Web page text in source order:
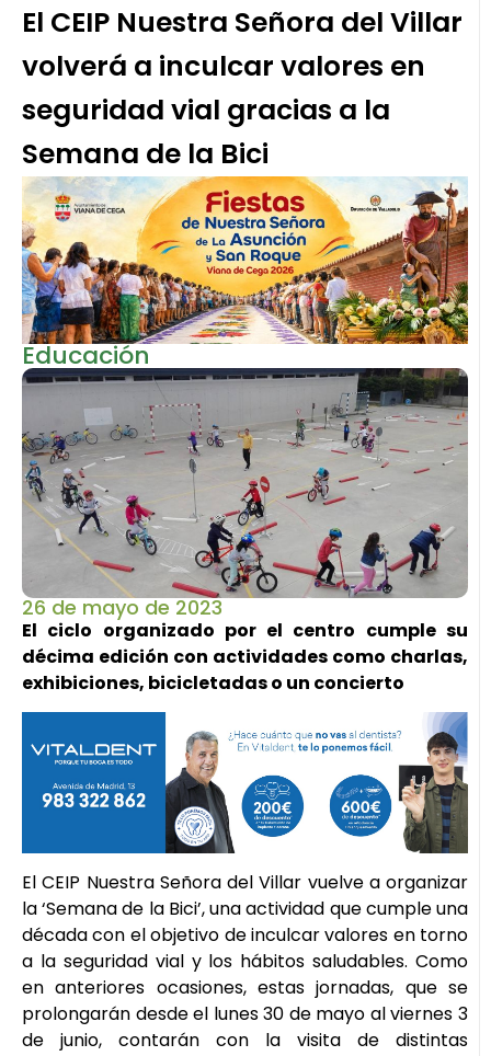
El CEIP Nuestra Señora del Villar
volverá a inculcar valores en
seguridad vial gracias a la
Semana de la Bici
Educación
26 de mayo de 2023
El ciclo organizado por el centro cumple su
décima edición con actividades como charlas,
exhibiciones, bicicletadas o un concierto
El CEIP Nuestra Señora del Villar vuelve a organizar
la ‘Semana de la Bici’, una actividad que cumple una
década con el objetivo de inculcar valores en torno
a la seguridad vial y los hábitos saludables. Como
en anteriores ocasiones, estas jornadas, que se
prolongarán desde el lunes 30 de mayo al viernes 3
de junio, contarán con la visita de distintas